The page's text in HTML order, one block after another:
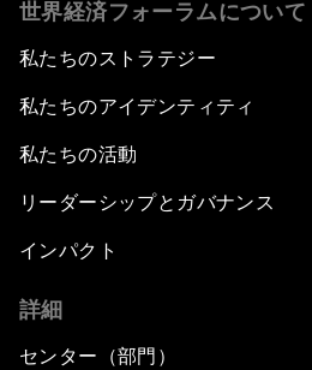
世界経済フォーラムについて
私たちのストラテジー
私たちのアイデンティティ
私たちの活動
リーダーシップとガバナンス
インパクト
詳細
センター（部門）